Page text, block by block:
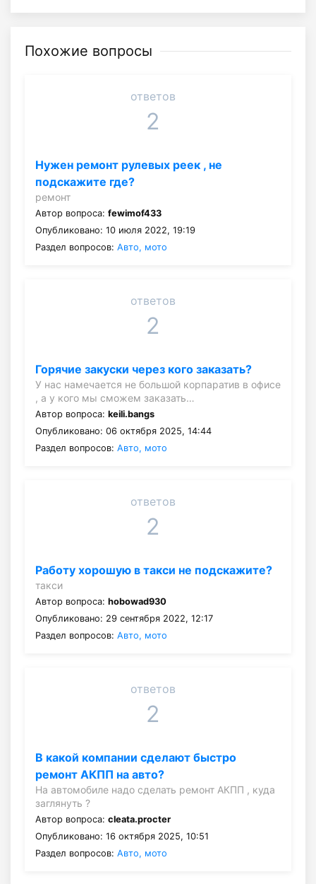
Похожие вопросы
ответов
2
Нужен ремонт рулевых реек , не
подскажите где?
ремонт
Автор вопроса: fewimof433
Опубликовано: 10 июля 2022, 19:19
Раздел вопросов: Авто, мото
ответов
2
Горячие закуски через кого заказать?
У нас намечается не большой корпаратив в офисе
, а у кого мы сможем заказать…
Автор вопроса: keili.bangs
Опубликовано: 06 октября 2025, 14:44
Раздел вопросов: Авто, мото
ответов
2
Работу хорошую в такси не подскажите?
такси
Автор вопроса: hobowad930
Опубликовано: 29 сентября 2022, 12:17
Раздел вопросов: Авто, мото
ответов
2
В какой компании сделают быстро
ремонт АКПП на авто?
На автомобиле надо сделать ремонт АКПП , куда
заглянуть ?
Автор вопроса: cleata.procter
Опубликовано: 16 октября 2025, 10:51
Раздел вопросов: Авто, мото